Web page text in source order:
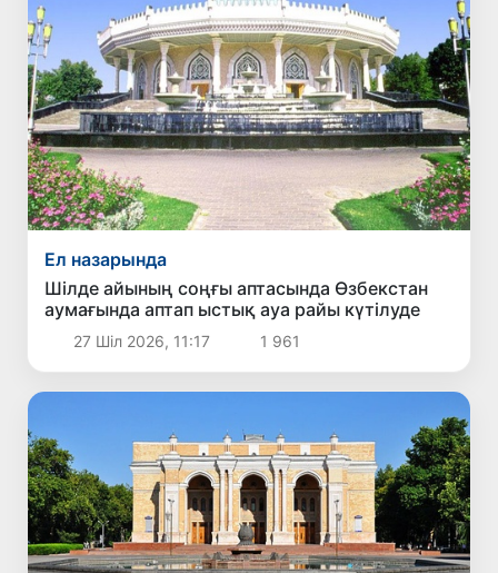
Ел назарында
Шілде айының соңғы аптасында Өзбекстан
аумағында аптап ыстық ауа райы күтілуде
27 Шіл 2026, 11:17 1 961